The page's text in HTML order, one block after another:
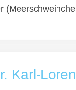
Karl-